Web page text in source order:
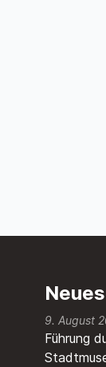
Neues
Führung
9. August